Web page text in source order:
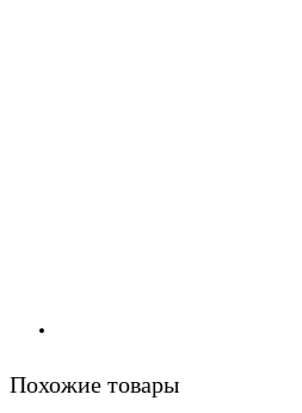
Похожие товары